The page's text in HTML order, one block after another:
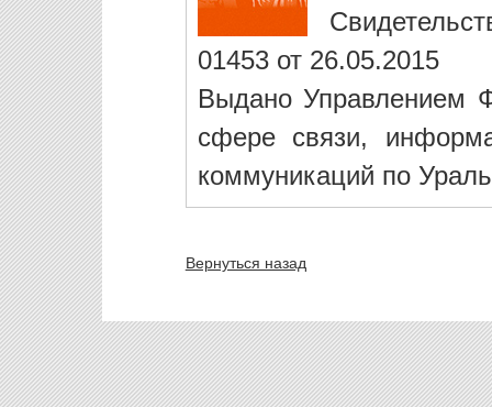
01453 от 26.05.2015
Выдано Управлением
сфере связи,
коммуникаций по
Вернуться назад